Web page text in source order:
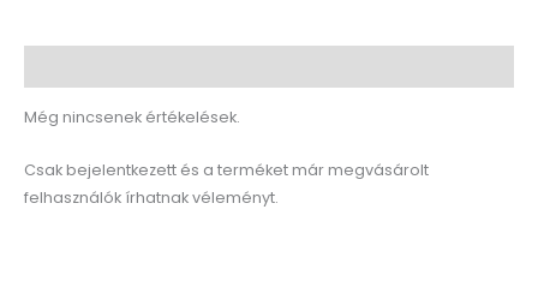
Még nincsenek értékelések.
Csak bejelentkezett és a terméket már megvásárolt
felhasználók írhatnak véleményt.